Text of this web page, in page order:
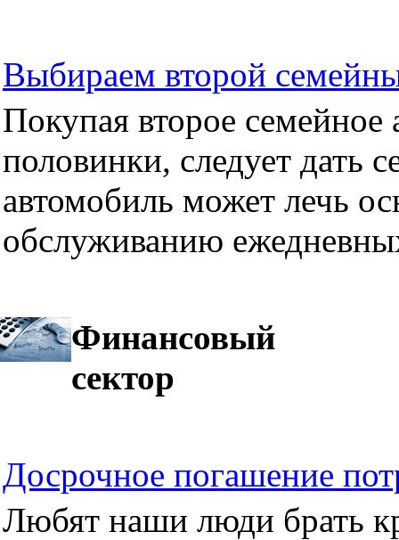
Выбираем второй
Покупая второе семейное
половинки, следует дать
автомобиль может лечь
обслуживанию
Финансовый
сектор
Досрочное погашение
Любят наши люди брать